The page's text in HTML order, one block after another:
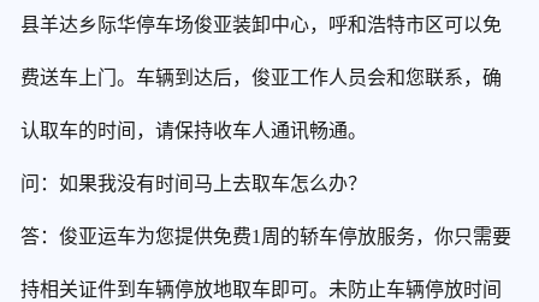
县羊达乡际华停车场俊亚装卸中心，呼和浩特市区可以免
费送车上门。车辆到达后，俊亚工作人员会和您联系，确
认取车的时间，请保持收车人通讯畅通。
问：如果我没有时间马上去取车怎么办？
答：俊亚运车为您提供免费1周的轿车停放服务，你只需要
持相关证件到车辆停放地取车即可。未防止车辆停放时间